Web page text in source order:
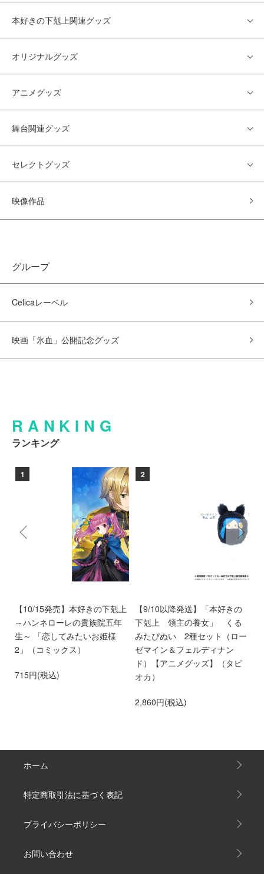
本好きの下剋上関連グッズ
オリジナルグッズ
アニメグッズ
舞台関連グッズ
セレクトグッズ
映像作品
グループ
Celicaレーベル
映画「氷血」公開記念グッズ
RANKING
ランキング
1
【10/15発売】本好きの下剋上
～ハンネローレの貴族院五年
生～ 「恋してみたいお姫様
2」（コミックス）
715円(税込)
2
【9/10以降発送】「本好きの
下剋上 領主の養女」 くる
みたぴぬい 2種セット（ロー
ゼマイン＆フェルディナン
ド）【アニメグッズ】（タピ
オカ）
2,860円(税込)
ホーム
特定商取引法に基づく表記
プライバシーポリシー
お問い合わせ